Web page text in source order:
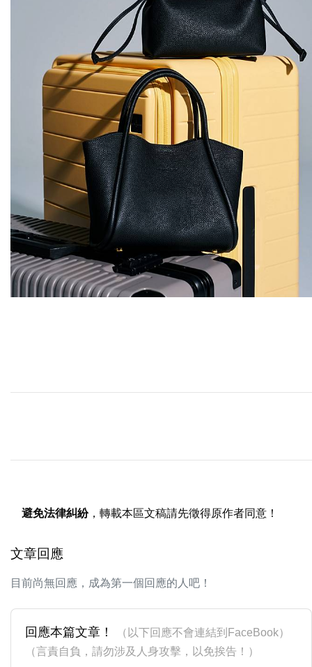
避免法律糾紛，轉載本區文稿請先徵得原作者同意！
文章回應
目前尚無回應，成為第一個回應的人吧！
回應本篇文章！
（以下回應不會連結到FaceBook）
（言責自負，請勿涉及人身攻擊，以免挨告！）